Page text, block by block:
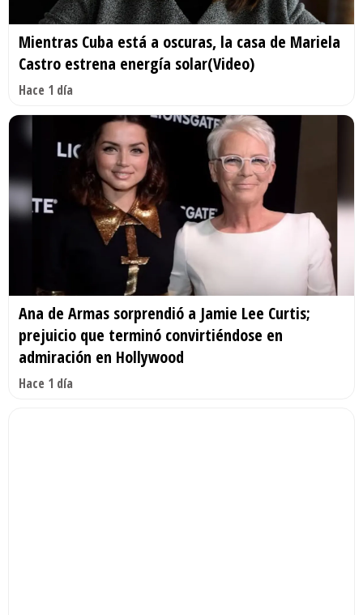
Mientras Cuba está a oscuras, la casa de Mariela
Castro estrena energía solar(Video)
Hace 1 día
Ana de Armas sorprendió a Jamie Lee Curtis;
prejuicio que terminó convirtiéndose en
admiración en Hollywood
Hace 1 día